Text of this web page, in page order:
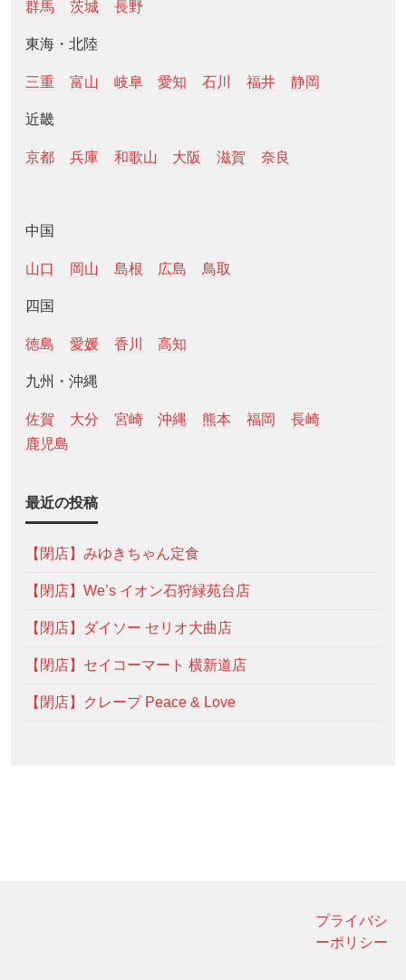
群馬
茨城 長野
東海・北陸
三重 富山 岐阜 愛知 石川 福井 静岡
近畿
京都 兵庫 和歌山 大阪 滋賀 奈良
中国
山口 岡山 島根 広島 鳥取
四国
徳島 愛媛 香川 高知
九州・沖縄
佐賀 大分 宮崎 沖縄 熊本 福岡
長崎
鹿児島
最近の投稿
【閉店】みゆきちゃん定食
【閉店】We’s イオン石狩緑苑台店
【閉店】ダイソー セリオ大曲店
【閉店】セイコーマート 横新道店
【閉店】クレープ Peace & Love
プライバシ
ーポリシー